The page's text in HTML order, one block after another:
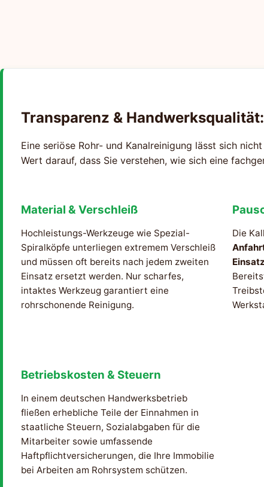
Transparenz &
Eine seriöse Rohr- und Kanalreinigung lässt sich
Wert darauf, dass Sie verstehen, wie sich eine
Material & Verschleiß
Hochleistungs-Werkzeuge wie Spezial-
Spiralköpfe unterliegen extremem Verschleiß
und müssen oft bereits nach jedem zweiten
Einsatz ersetzt werden. Nur scharfes,
intaktes Werkzeug garantiert eine
rohrschonende Reinigung.
Die
Betriebskosten & Steuern
In einem deutschen Handwerksbetrieb
fließen erhebliche Teile der Einnahmen in
staatliche Steuern, Sozialabgaben für die
Mitarbeiter sowie umfassende
Haftpflichtversicherungen, die Ihre Immobilie
bei Arbeiten am Rohrsystem schützen.